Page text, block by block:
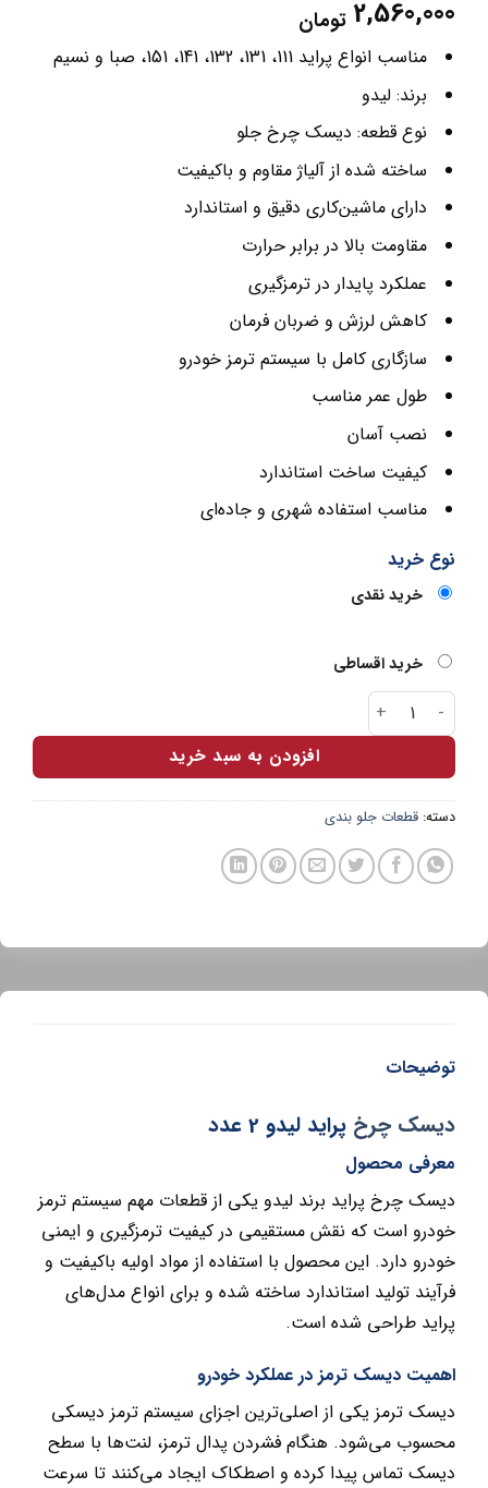
2,560,000 تومان
مناسب انواع پراید 111، 131، 132، 141، 151، صبا و نسیم
برند: لیدو
نوع قطعه: دیسک چرخ جلو
ساخته شده از آلیاژ مقاوم و باکیفیت
دارای ماشین‌کاری دقیق و استاندارد
مقاومت بالا در برابر حرارت
عملکرد پایدار در ترمزگیری
کاهش لرزش و ضربان فرمان
سازگاری کامل با سیستم ترمز خودرو
طول عمر مناسب
نصب آسان
کیفیت ساخت استاندارد
مناسب استفاده شهری و جاده‌ای
نوع خرید
خرید نقدی
خرید اقساطی
دیسک چرخ پراید برند لیدو عدد
افزودن به سبد خرید
دسته:قطعات جلو بندی
توضیحات
دیسک چرخپراید لیدو 2 عدد
معرفی محصول
دیسک چرخ پراید برند لیدو یکی از قطعات مهم سیستم ترمز
خودرو است که نقش مستقیمی در کیفیت ترمزگیری و ایمنی
خودرو دارد. این محصول با استفاده از مواد اولیه باکیفیت و
فرآیند تولید استاندارد ساخته شده و برای انواع مدل‌های
پراید طراحی شده است.
اهمیت دیسک ترمز در عملکرد خودرو
دیسک ترمز یکی از اصلی‌ترین اجزای سیستم ترمز دیسکی
محسوب می‌شود. هنگام فشردن پدال ترمز، لنت‌ها با سطح
دیسک تماس پیدا کرده و اصطکاک ایجاد می‌کنند تا سرعت